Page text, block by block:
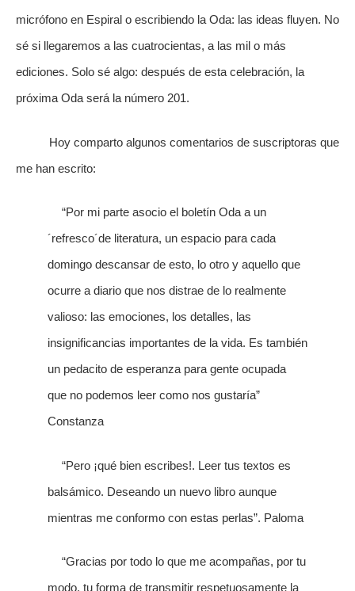
micrófono en Espiral o escribiendo la Oda: las ideas fluyen. No
sé si llegaremos a las cuatrocientas, a las mil o más
ediciones. Solo sé algo: después de esta celebración, la
próxima Oda será la número 201.
Hoy comparto algunos comentarios de suscriptoras que
me han escrito:
“Por mi parte asocio el boletín Oda a un
´refresco´de literatura, un espacio para cada
domingo descansar de esto, lo otro y aquello que
ocurre a diario que nos distrae de lo realmente
valioso: las emociones, los detalles, las
insignificancias importantes de la vida. Es también
un pedacito de esperanza para gente ocupada
que no podemos leer como nos gustaría”
Constanza
“Pero ¡qué bien escribes!. Leer tus textos es
balsámico. Deseando un nuevo libro aunque
mientras me conformo con estas perlas”. Paloma
“Gracias por todo lo que me acompañas, por tu
modo, tu forma de transmitir respetuosamente la